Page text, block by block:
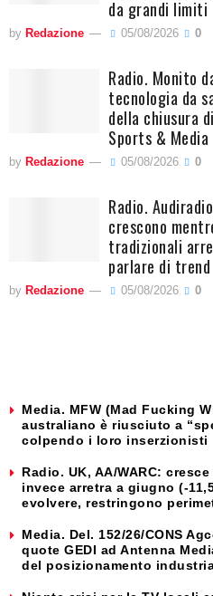
da grandi limiti
by Redazione 05/08/2026 0
Radio. Monito
tecnologia da
della chiusura
Sports & Media
by Redazione 05/08/2026 0
Radio.
crescono
tradizionali
parlare di trend
by Redazione 05/08/2026 0
Media. MFW (Mad Fucking
australiano è riusciuto a
colpendo i loro inserzionisti
Radio. UK, AA/WARC:
invece arretra a giugno (-
evolvere, restringono
Media. Del. 152/26/CONS
quote GEDI ad Antenna
del posizionamento